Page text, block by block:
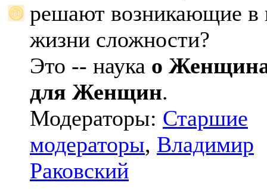
решают возникающие в
жизни сложности?
Это -- наука о
для Женщин.
Модераторы: Старшие
модераторы, Владимир
Раковский